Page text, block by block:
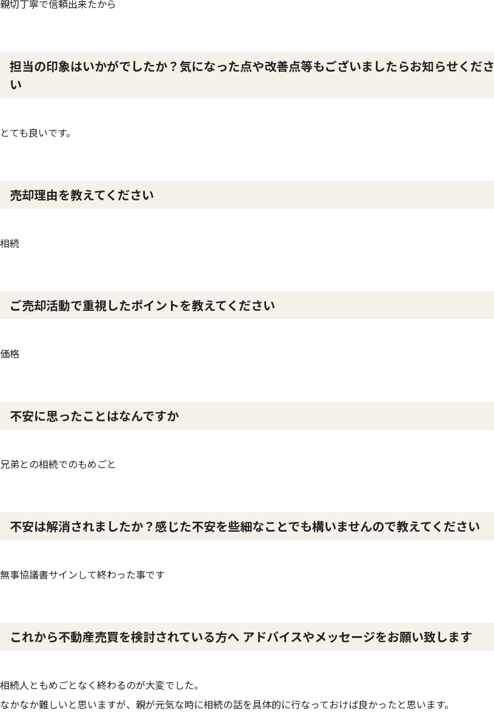
親切丁寧で信頼出来たから
担当の印象はいかがでしたか？気になった点や改善点等もございましたらお知らせくださ
い
とても良いです。
売却理由を教えてください
相続
ご売却活動で重視したポイントを教えてください
価格
不安に思ったことはなんですか
兄弟との相続でのもめごと
不安は解消されましたか？感じた不安を些細なことでも構いませんので教えてください
無事協議書サインして終わった事です
これから不動産売買を検討されている方へ アドバイスやメッセージをお願い致します
相続人ともめごとなく終わるのが大変でした。
なかなか難しいと思いますが、親が元気な時に相続の話を具体的に行なっておけば良かったと思います。